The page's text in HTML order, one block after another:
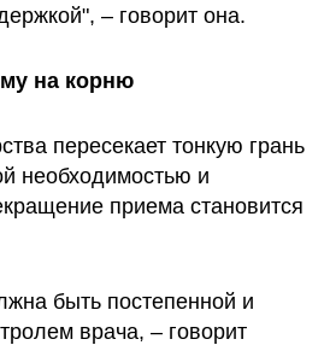
– говорит она.
на корню
пересекает тонкую грань
необходимостью и
приема становится
быть постепенной и
врача, – говорит